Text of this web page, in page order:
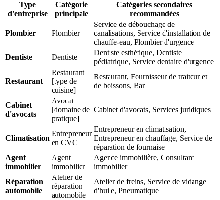
Type
d'entreprise
Catégorie
principale
Catégories secondaires
recommandées
Plombier Plombier
Service de débouchage de
canalisations, Service d'installation de
chauffe-eau, Plombier d'urgence
Dentiste
Dentiste
Dentiste esthétique, Dentiste
pédiatrique, Service dentaire d'urgence
Restaurant
Restaurant
[type de
cuisine]
Restaurant, Fournisseur de traiteur et
de boissons, Bar
Cabinet
d'avocats
Avocat
[domaine de
pratique]
Cabinet d'avocats, Services juridiques
Climatisation
Entrepreneur
en CVC
Entrepreneur en climatisation,
Entrepreneur en chauffage, Service de
réparation de fournaise
Agent
immobilier
Agent
immobilier
Agence immobilière, Consultant
immobilier
Réparation
automobile
Atelier de
réparation
automobile
Atelier de freins, Service de vidange
d'huile, Pneumatique